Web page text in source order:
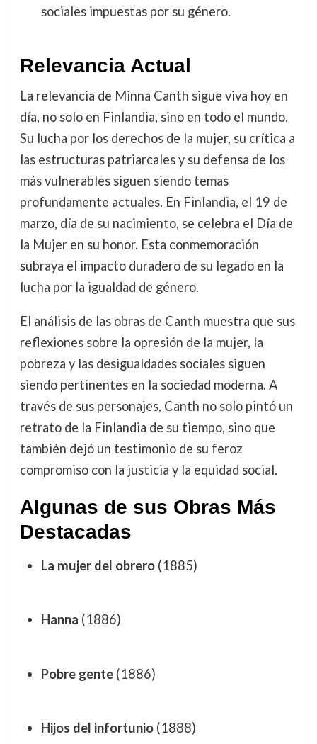
sociales impuestas por su género.
Relevancia Actual
La relevancia de Minna Canth sigue viva hoy en
día, no solo en Finlandia, sino en todo el mundo.
Su lucha por los derechos de la mujer, su crítica a
las estructuras patriarcales y su defensa de los
más vulnerables siguen siendo temas
profundamente actuales. En Finlandia, el 19 de
marzo, día de su nacimiento, se celebra el Día de
la Mujer en su honor. Esta conmemoración
subraya el impacto duradero de su legado en la
lucha por la igualdad de género.
El análisis de las obras de Canth muestra que sus
reflexiones sobre la opresión de la mujer, la
pobreza y las desigualdades sociales siguen
siendo pertinentes en la sociedad moderna. A
través de sus personajes, Canth no solo pintó un
retrato de la Finlandia de su tiempo, sino que
también dejó un testimonio de su feroz
compromiso con la justicia y la equidad social.
Algunas de sus Obras Más
Destacadas
La mujer del obrero(1885)
Hanna (1886)
Pobre gente(1886)
Hijos del infortunio(1888)